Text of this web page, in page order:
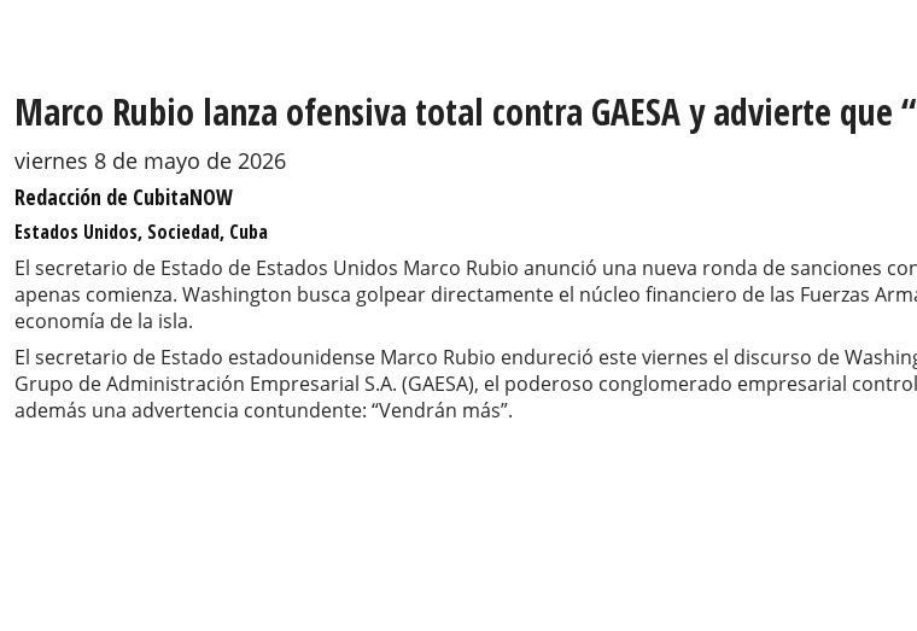
Marco Rubio lanza ofensiva total contra GAESA y advierte que
viernes 8 de mayo de 2026
Redacción de CubitaNOW
Estados Unidos, Sociedad, Cuba
El secretario de Estado de Estados Unidos Marco Rubio anunció una nueva ronda de sanciones
apenas comienza. Washington busca golpear directamente el núcleo financiero de las Fuerzas
economía de la isla.
El secretario de Estado estadounidense Marco Rubio endureció este viernes el discurso de
Grupo de Administración Empresarial S.A. (GAESA), el poderoso conglomerado empresarial
además una advertencia contundente: “Vendrán más”.